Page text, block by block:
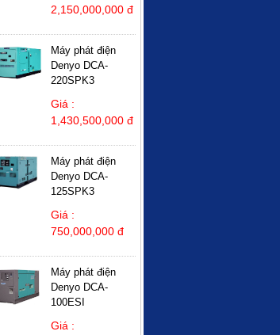
2,150,000,000 đ
Máy phát điện
Denyo DCA-
220SPK3
Giá :
1,430,500,000 đ
Máy phát điện
Denyo DCA-
125SPK3
Giá :
750,000,000 đ
Máy phát điện
Denyo DCA-
100ESI
Giá :